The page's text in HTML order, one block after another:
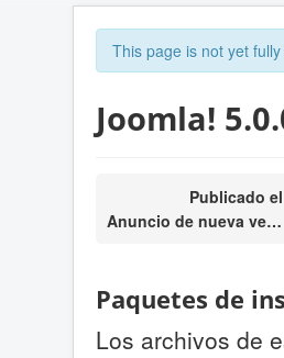
This page is not yet
Joomla!
Publicado el
Anuncio de nueva versión
Paquetes de
Los archivos de